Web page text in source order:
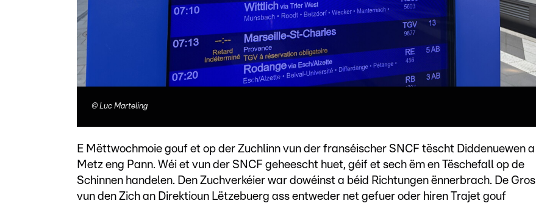
© Luc Marteling
E Mëttwochmoie gouf et op der Zuchlinn vun der franséischer SNCF tëscht Diddenuewen a
Metz eng Pann. Wéi et vun der SNCF geheescht huet, géif et sech ëm en Tëschefall op de
Schinnen handelen. Den Zuchverkéier war dowéinst a béid Richtungen ënnerbrach. De Gros
vun den Zich an Direktioun Lëtzebuerg ass entweder net gefuer oder hiren Trajet gouf